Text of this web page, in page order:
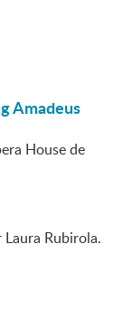
Amadeus
House de
Rubirola.